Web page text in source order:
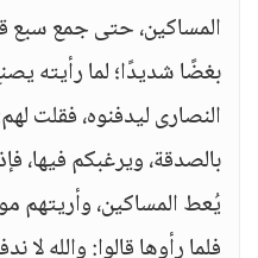
المساكين، حتى جمع سبع
بغضًا شديدًا؛ لما رأيته
النصارى ليدفنوه، فقلت
بالصدقة، ويرغبكم فيها،
يُعط المساكين، وأريتهم
فلما رأوها قالوا: والله لا